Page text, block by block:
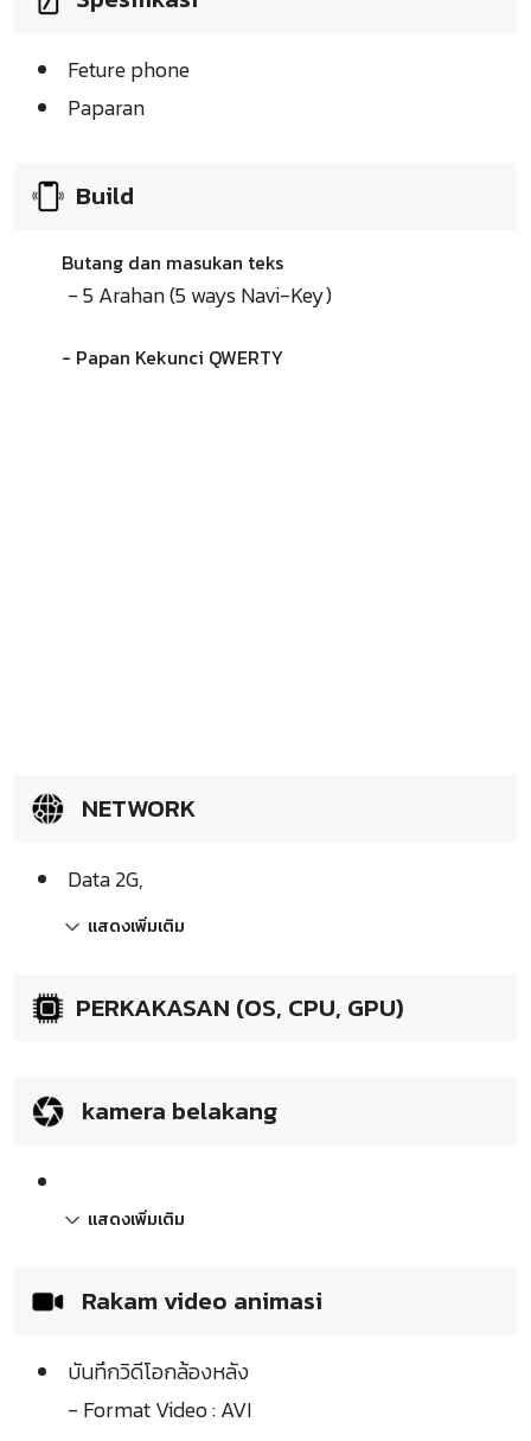
Feture phone
Paparan
Build
Butang dan masukan teks
- 5 Arahan (5 ways Navi-Key)
- Papan Kekunci QWERTY
NETWORK
Data 2G,
แสดงเพิ่มเติม
PERKAKASAN (OS, CPU, GPU)
kamera belakang
แสดงเพิ่มเติม
Rakam video animasi
บันทึกวิดีโอกล้องหลัง
- Format Video : AVI